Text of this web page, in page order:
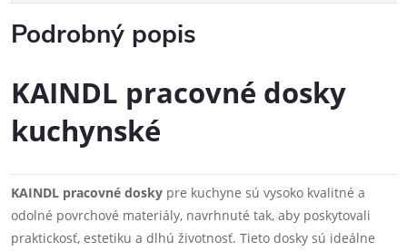
Podrobný popis
KAINDL pracovné dosky
kuchynské
KAINDL pracovné dosky pre kuchyne sú vysoko kvalitné a
odolné povrchové materiály, navrhnuté tak, aby poskytovali
praktickosť, estetiku a dlhú životnosť. Tieto dosky sú ideálne